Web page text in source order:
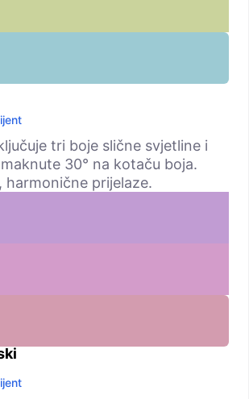
tri boje slične svjetline i
30° na kotaču boja.
harmonične prijelaze.